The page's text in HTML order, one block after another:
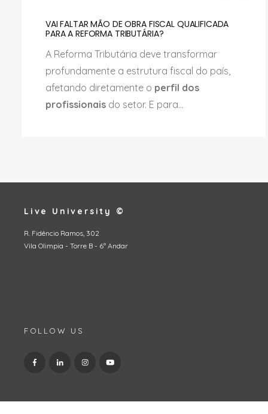
VAI FALTAR MÃO DE OBRA FISCAL QUALIFICADA
PARA A REFORMA TRIBUTÁRIA?
A Reforma Tributária deve transformar
profundamente a estrutura fiscal do país,
afetando diretamente o perfil dos
profissionais do setor. E para...
Live University ©
R. Fidêncio Ramos, 302
Vila Olimpia - Torre B - 6º Andar
FOLLOW US